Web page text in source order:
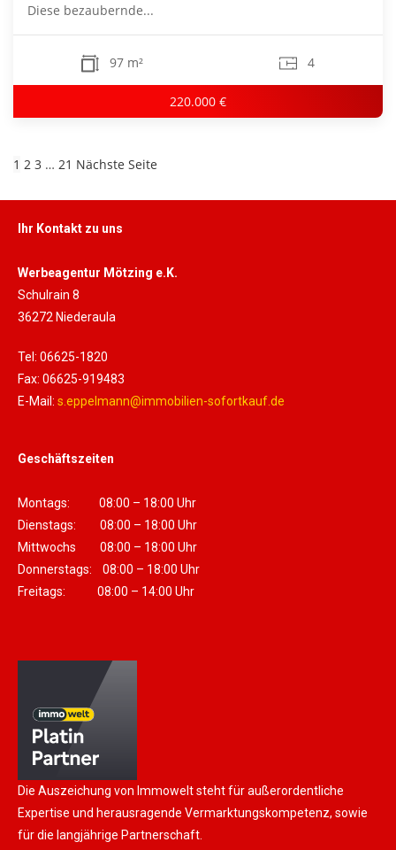
Diese bezaubernde...
97 m² 4
220.000 €
1 2 3 … 21 Nächste Seite
Ihr Kontakt zu uns
Werbeagentur Mötzing e.K.
Schulrain 8
36272 Niederaula
Tel: 06625-1820
Fax: 06625-919483
E-Mail: s.eppelmann@immobilien-sofortkauf.de
Geschäftszeiten
Montags: 08:00 – 18:00 Uhr
Dienstags: 08:00 – 18:00 Uhr
Mittwochs 08:00 – 18:00 Uhr
Donnerstags: 08:00 – 18:00 Uhr
Freitags: 08:00 – 14:00 Uhr
Die Auszeichung von Immowelt steht für außerordentliche
Expertise und herausragende Vermarktungskompetenz, sowie
für die langjährige Partnerschaft.